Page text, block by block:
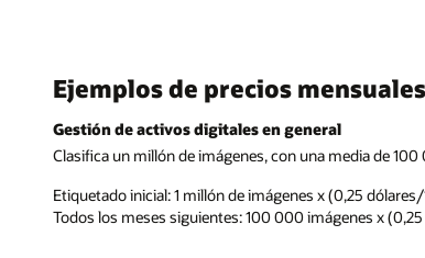
Ejemplos de precios
Gestión de activos digitales en general
Clasifica un millón de imágenes, con una media de
Etiquetado inicial: 1 millón de imágenes x (0,25
Todos los meses siguientes: 100 000 imágenes x